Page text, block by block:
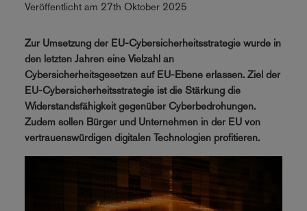
Veröffentlicht am 27th Oktober 2025
Zur Umsetzung der EU-Cybersicherheitsstrategie wurde in
den letzten Jahren eine Vielzahl an
Cybersicherheitsgesetzen auf EU-Ebene erlassen. Ziel der
EU-Cybersicherheitsstrategie ist die Stärkung die
Widerstandsfähigkeit gegenüber Cyberbedrohungen.
Zudem sollen Bürger und Unternehmen in der EU von
vertrauenswürdigen digitalen Technologien profitieren.